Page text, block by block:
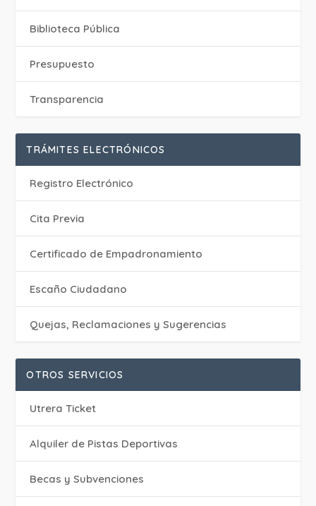
Biblioteca Pública
Presupuesto
Transparencia
TRÁMITES ELECTRÓNICOS
Registro Electrónico
Cita Previa
Certificado de Empadronamiento
Escaño Ciudadano
Quejas, Reclamaciones y Sugerencias
OTROS SERVICIOS
Utrera Ticket
Alquiler de Pistas Deportivas
Becas y Subvenciones